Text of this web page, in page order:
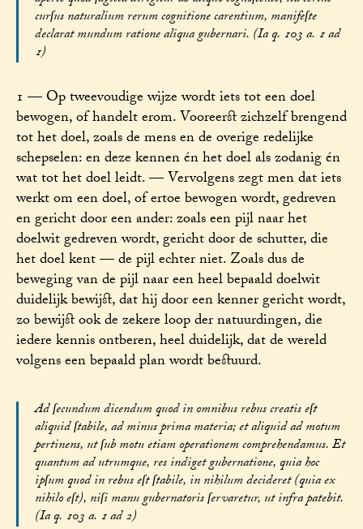
curſus naturalium rerum cognitione carentium, manifeſte
declarat mundum ratione aliqua gubernari. (Ia q. 103 a. 1 ad
1)
1 — Op tweevoudige wijze wordt iets tot een doel
bewogen, of handelt erom. Vooreerst zichzelf brengend
tot het doel, zoals de mens en de overige redelijke
schepselen: en deze kennen én het doel als zodanig én
wat tot het doel leidt. — Vervolgens zegt men dat iets
werkt om een doel, of ertoe bewogen wordt, gedreven
en gericht door een ander: zoals een pijl naar het
doelwit gedreven wordt, gericht door de schutter, die
het doel kent — de pijl echter niet. Zoals dus de
beweging van de pijl naar een heel bepaald doelwit
duidelijk bewijst, dat hij door een kenner gericht wordt,
zo bewijst ook de zekere loop der natuurdingen, die
iedere kennis ontberen, heel duidelijk, dat de wereld
volgens een bepaald plan wordt bestuurd.
Ad ſecundum dicendum quod in omnibus rebus creatis eſt
aliquid ſtabile, ad minus prima materia; et aliquid ad motum
pertinens, ut ſub motu etiam operationem comprehendamus. Et
quantum ad utrumque, res indiget gubernatione, quia hoc
ipſum quod in rebus eſt ſtabile, in nihilum decideret (quia ex
nihilo eſt), niſi manu gubernatoris ſervaretur, ut infra patebit.
(Ia q. 103 a. 1 ad 2)